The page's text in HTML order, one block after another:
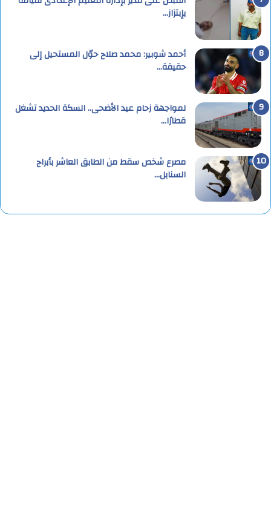
بإبتزاز…
أحمد شوبير: محمد صلاح حوّل المستحيل إلى
حقيقة…
لمواجهة زحام عيد الأضحى.. السكة الحديد تشغل
قطارًا…
مصرع شخص سقط من الطابق العاشر بأبراج
السنابل…